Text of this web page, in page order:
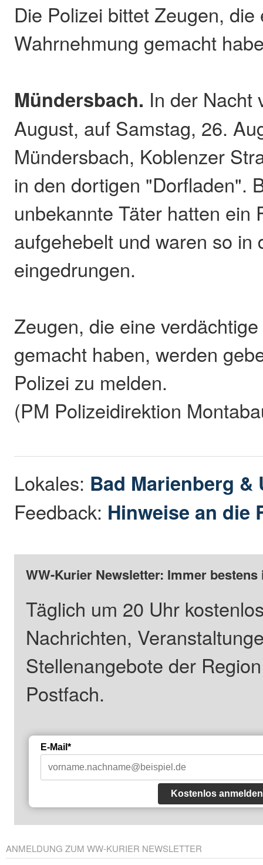
Die Polizei bittet Zeugen,
Wahrnehmung gemacht
Mündersbach. In der Nacht
August, auf Samstag, 26.
Mündersbach, Koblenzer
in den dortigen "Dorfladen".
unbekannte Täter hatten ein
aufgehebelt und waren so in
eingedrungen.
Zeugen, die eine
gemacht haben, werden
Polizei zu melden.
(PM Polizeidirektion
Lokales: Bad Marienberg &
Feedback: Hinweise an die
WW-Kurier Newsletter: Immer
Täglich um 20 Uhr
Nachrichten,
Stellenangebote der
Postfach.
E-Mail*
Kostenlos anmelden
ANMELDUNG ZUM WW-KURIER NEWSLETTER